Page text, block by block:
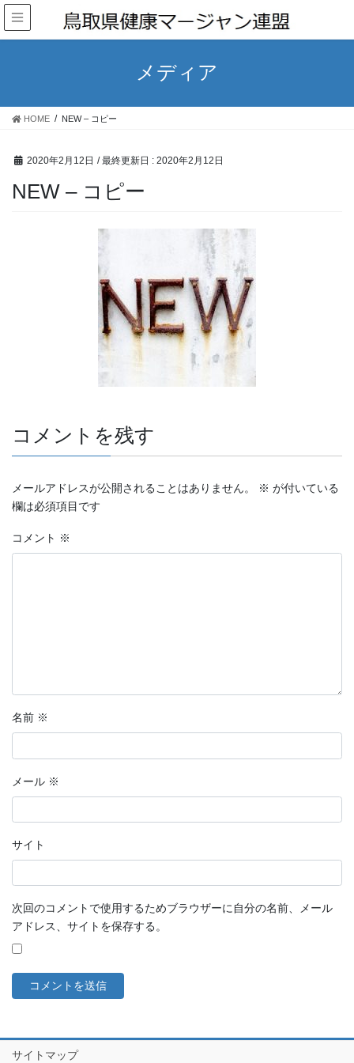
メディア
HOME NEW – コピー
2020年2月12日 / 最終更新日 : 2020年2月12日
NEW – コピー
コメントを残す
メールアドレスが公開されることはありません。 ※ が付いている
欄は必須項目です
コメント ※
名前 ※
メール ※
サイト
次回のコメントで使用するためブラウザーに自分の名前、メール
アドレス、サイトを保存する。
サイトマップ